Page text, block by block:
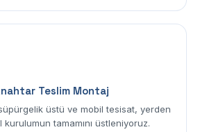
Teslim Montaj
üstü ve mobil tesisat, yerden
kurulumun tamamını üstleniyoruz.